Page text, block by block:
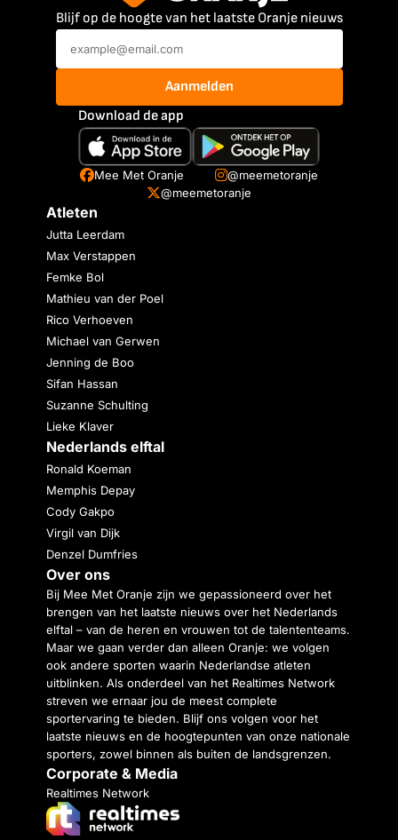
Blijf op de hoogte van het laatste Oranje nieuws
Aanmelden
Download de app
Mee Met Oranje
@meemetoranje
@meemetoranje
Atleten
Jutta Leerdam
Max Verstappen
Femke Bol
Mathieu van der Poel
Rico Verhoeven
Michael van Gerwen
Jenning de Boo
Sifan Hassan
Suzanne Schulting
Lieke Klaver
Nederlands elftal
Ronald Koeman
Memphis Depay
Cody Gakpo
Virgil van Dijk
Denzel Dumfries
Over ons
Bij Mee Met Oranje zijn we gepassioneerd over het
brengen van het laatste nieuws over het Nederlands
elftal – van de heren en vrouwen tot de talententeams.
Maar we gaan verder dan alleen Oranje: we volgen
ook andere sporten waarin Nederlandse atleten
uitblinken. Als onderdeel van het Realtimes Network
streven we ernaar jou de meest complete
sportervaring te bieden. Blijf ons volgen voor het
laatste nieuws en de hoogtepunten van onze nationale
sporters, zowel binnen als buiten de landsgrenzen.
Corporate & Media
Realtimes Network